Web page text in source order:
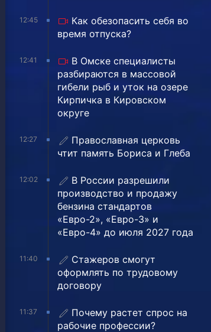
12:45
Как обезопасить себя во
время отпуска?
12:41
В Омске специалисты
разбираются в массовой
гибели рыб и уток на озере
Кирпичка в Кировском
округе
12:27
Православная церковь
чтит память Бориса и Глеба
12:02
В России разрешили
производство и продажу
бензина стандартов
«Евро-2», «Евро-3» и
«Евро-4» до июля 2027 года
11:40
Стажеров смогут
оформлять по трудовому
договору
11:37
Почему растет спрос на
рабочие профессии?